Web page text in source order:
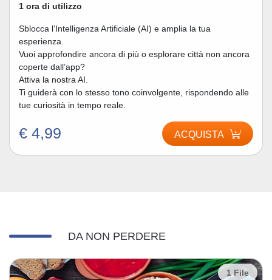
1 ora di utilizzo
Sblocca l’Intelligenza Artificiale (AI) e amplia la tua
esperienza.
Vuoi approfondire ancora di più o esplorare città non ancora
coperte dall’app?
Attiva la nostra AI.
Ti guiderà con lo stesso tono coinvolgente, rispondendo alle
tue curiosità in tempo reale.
€ 4,99 ACQUISTA
DA NON PERDERE
1 File